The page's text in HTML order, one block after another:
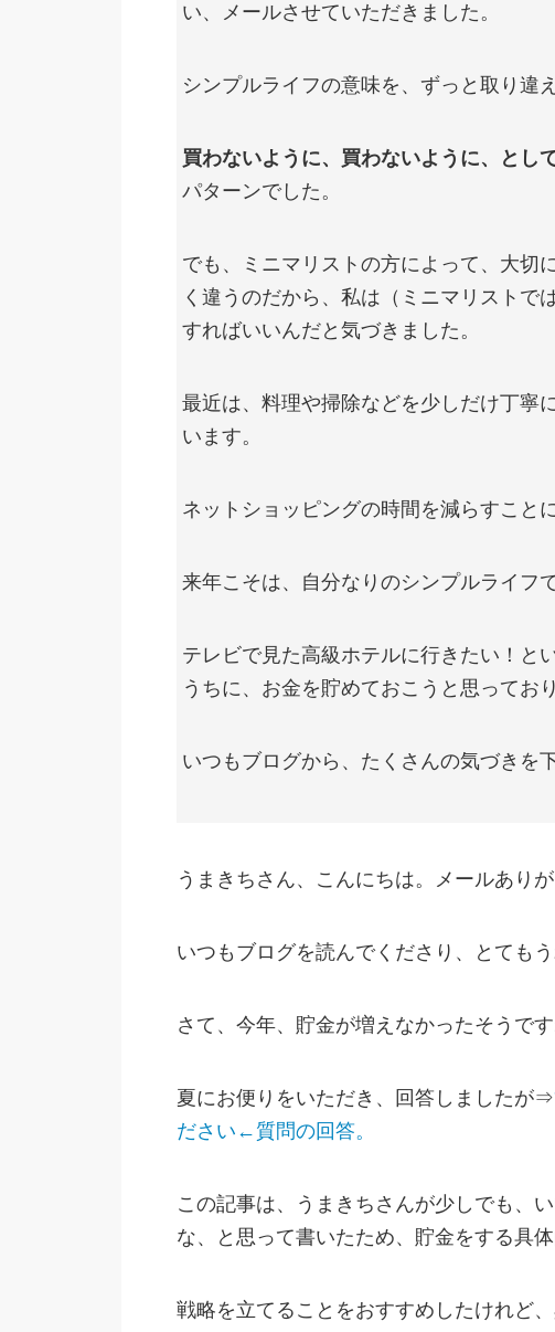
い、メールさせていただきました。
シンプルライフの意味を、ずっと取り違
買わないように、買わないように、とし
パターンでした。
でも、ミニマリストの方によって、大切
く違うのだから、私は（ミニマリストで
すればいいんだと気づきました。
最近は、料理や掃除などを少しだけ丁寧
います。
ネットショッピングの時間を減らすこと
来年こそは、自分なりのシンプルライフ
テレビで見た高級ホテルに行きたい！と
うちに、お金を貯めておこうと思っており
いつもブログから、たくさんの気づきを
うまきちさん、こんにちは。メールありが
いつもブログを読んでくださり、とてもう
さて、今年、貯金が増えなかったそうです
夏にお便りをいただき、回答しましたが⇒
ださい←質問の回答。
この記事は、うまきちさんが少しでも、
な、と思って書いたため、貯金をする具
戦略を立てることをおすすめしたけれど